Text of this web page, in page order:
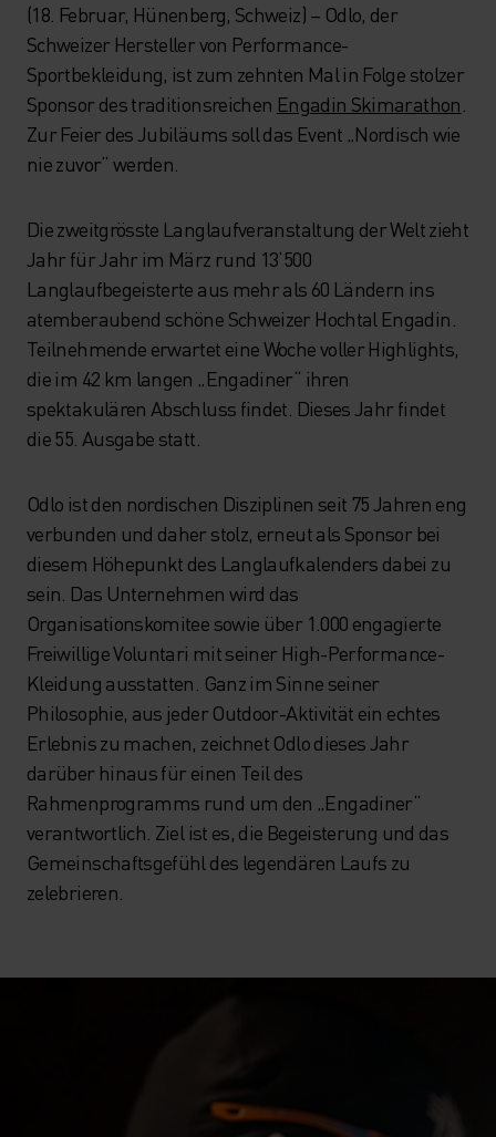
(18. Februar, Hünenberg, Schweiz) – Odlo, der
Schweizer Hersteller von Performance-
Sportbekleidung, ist zum zehnten Mal in Folge stolzer
Sponsor des traditionsreichen Engadin Skimarathon
Zur Feier des Jubiläums soll das Event „Nordisch wie
nie zuvor“ werden.
Die zweitgrösste Langlaufveranstaltung der Welt zieht
Jahr für Jahr im März rund 13‘500
Langlaufbegeisterte aus mehr als 60 Ländern ins
atemberaubend schöne Schweizer Hochtal Engadin.
Teilnehmende erwartet eine Woche voller Highlights,
die im 42 km langen „Engadiner“ ihren
spektakulären Abschluss findet. Dieses Jahr findet
die 55. Ausgabe statt.
Odlo ist den nordischen Disziplinen seit 75 Jahren eng
verbunden und daher stolz, erneut als Sponsor bei
diesem Höhepunkt des Langlaufkalenders dabei zu
sein. Das Unternehmen wird das
Organisationskomitee sowie über 1.000 engagierte
Freiwillige Voluntari mit seiner High-Performance-
Kleidung ausstatten. Ganz im Sinne seiner
Philosophie, aus jeder Outdoor-Aktivität ein echtes
Erlebnis zu machen, zeichnet Odlo dieses Jahr
darüber hinaus für einen Teil des
Rahmenprogramms rund um den „Engadiner“
verantwortlich. Ziel ist es, die Begeisterung und das
Gemeinschaftsgefühl des legendären Laufs zu
zelebrieren.